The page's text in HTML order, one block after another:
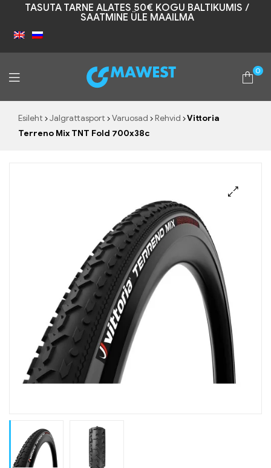
TASUTA TARNE ALATES 50€ KOGU BALTIKUMIS /
SAATMINE ÜLE MAAILMA
Mawest
0
Esileht Jalgrattasport Varuosad Rehvid
Vittoria
Terreno Mix TNT Fold 700x38c